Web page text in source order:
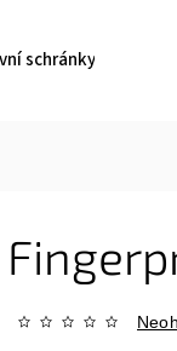
schránky